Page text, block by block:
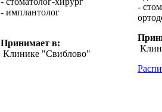
- имплантолог
Принимает в:
Клинике "Свиблово"
-